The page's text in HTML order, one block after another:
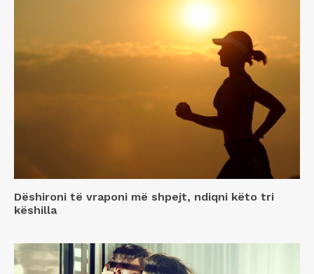
Dëshironi të vraponi më shpejt, ndiqni këto tri
këshilla